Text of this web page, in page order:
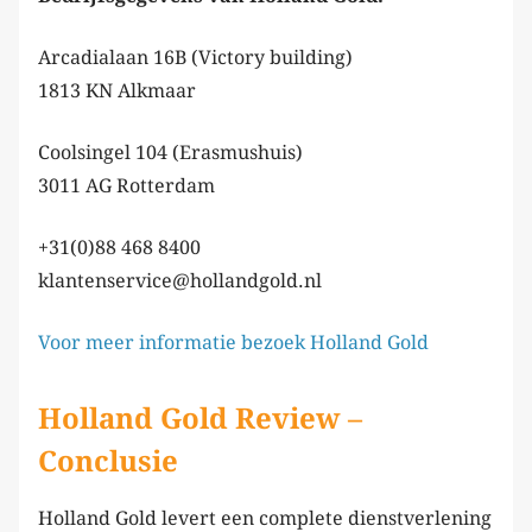
Arcadialaan 16B (Victory building)
1813 KN Alkmaar
Coolsingel 104 (Erasmushuis)
3011 AG Rotterdam
+31(0)88 468 8400
klantenservice@hollandgold.nl
Voor meer informatie bezoek Holland Gold
Holland Gold Review –
Conclusie
Holland Gold levert een complete dienstverlening